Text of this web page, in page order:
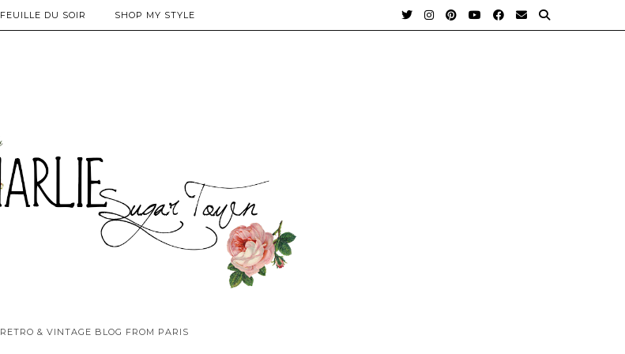
RETRO & VINTAGE BLOG FROM PARIS
FEUILLE DU SOIR SHOP MY STYLE